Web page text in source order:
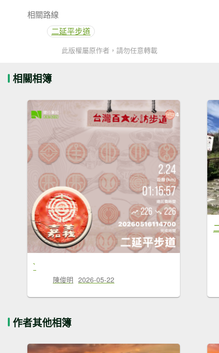
相關路線
二延平步道
此版權屬原作者，請勿任意轉載
相關相簿
`
陳俊明 2026-05-22
作者其他相簿